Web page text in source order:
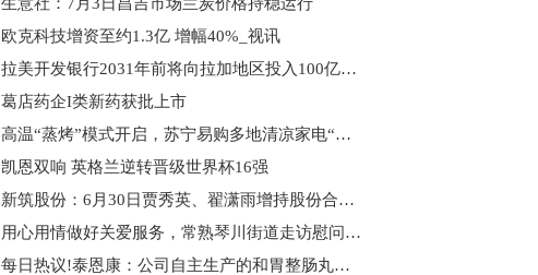
欧克科技增资至约1.3亿 增幅40%_视讯
拉美开发银行2031年前将向拉加地区投入100亿美元
葛店药企I类新药获批上市
高温“蒸烤”模式开启，苏宁易购多地清凉家电“爆单” 视焦点讯
凯恩双响 英格兰逆转晋级世界杯16强
新筑股份：6月30日贾秀英、翟潇雨增持股份合计5万股
用心用情做好关爱服务，常熟琴川街道走访慰问烈士遗属|今日热议
每日热议!泰恩康：公司自主生产的和胃整肠丸在6月底已开始发货销售